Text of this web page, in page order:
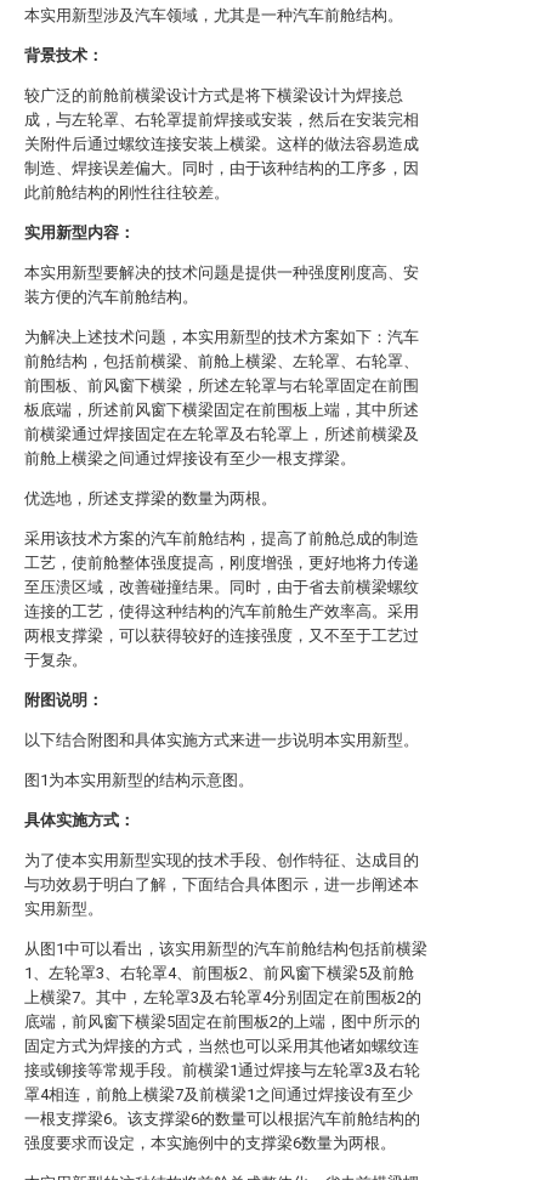
本实用新型涉及汽车领域，尤其是一种汽车前舱结构。
背景技术：
较广泛的前舱前横梁设计方式是将下横梁设计为焊接总
成，与左轮罩、右轮罩提前焊接或安装，然后在安装完相
关附件后通过螺纹连接安装上横梁。这样的做法容易造成
制造、焊接误差偏大。同时，由于该种结构的工序多，因
此前舱结构的刚性往往较差。
实用新型内容：
本实用新型要解决的技术问题是提供一种强度刚度高、安
装方便的汽车前舱结构。
为解决上述技术问题，本实用新型的技术方案如下：汽车
前舱结构，包括前横梁、前舱上横梁、左轮罩、右轮罩、
前围板、前风窗下横梁，所述左轮罩与右轮罩固定在前围
板底端，所述前风窗下横梁固定在前围板上端，其中所述
前横梁通过焊接固定在左轮罩及右轮罩上，所述前横梁及
前舱上横梁之间通过焊接设有至少一根支撑梁。
优选地，所述支撑梁的数量为两根。
采用该技术方案的汽车前舱结构，提高了前舱总成的制造
工艺，使前舱整体强度提高，刚度增强，更好地将力传递
至压溃区域，改善碰撞结果。同时，由于省去前横梁螺纹
连接的工艺，使得这种结构的汽车前舱生产效率高。采用
两根支撑梁，可以获得较好的连接强度，又不至于工艺过
于复杂。
附图说明：
以下结合附图和具体实施方式来进一步说明本实用新型。
图1为本实用新型的结构示意图。
具体实施方式：
为了使本实用新型实现的技术手段、创作特征、达成目的
与功效易于明白了解，下面结合具体图示，进一步阐述本
实用新型。
从图1中可以看出，该实用新型的汽车前舱结构包括前横梁
1、左轮罩3、右轮罩4、前围板2、前风窗下横梁5及前舱
上横梁7。其中，左轮罩3及右轮罩4分别固定在前围板2的
底端，前风窗下横梁5固定在前围板2的上端，图中所示的
固定方式为焊接的方式，当然也可以采用其他诸如螺纹连
接或铆接等常规手段。前横梁1通过焊接与左轮罩3及右轮
罩4相连，前舱上横梁7及前横梁1之间通过焊接设有至少
一根支撑梁6。该支撑梁6的数量可以根据汽车前舱结构的
强度要求而设定，本实施例中的支撑梁6数量为两根。